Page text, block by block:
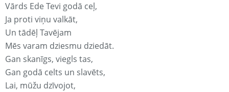
Vārds Ede Tevi godā ceļ,
Ja proti viņu valkāt,
Un tādēļ Tavējam
Mēs varam dziesmu dziedāt.
Gan skanīgs, viegls tas,
Gan godā celts un slavēts,
Lai, mūžu dzīvojot,